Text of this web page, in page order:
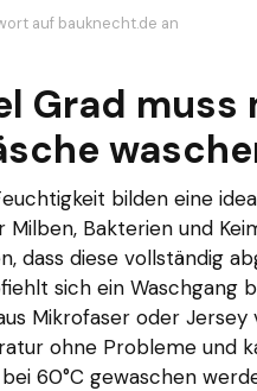
auf bauknecht.de an
Grad muss
bilden eine
Bakterien und
dass diese vollständig
sich ein Waschgang
Mikrofaser oder
ohne Probleme und
60°C gewaschen